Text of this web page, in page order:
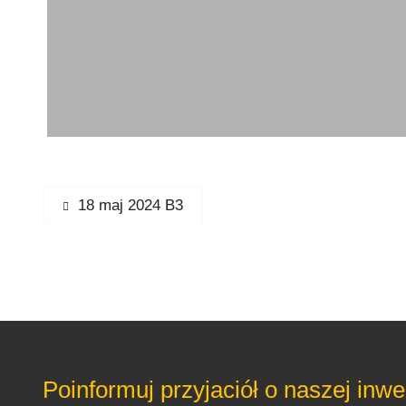
Nawigacja
Previous
18 maj 2024 B3
Poinformuj przyjaciół o naszej